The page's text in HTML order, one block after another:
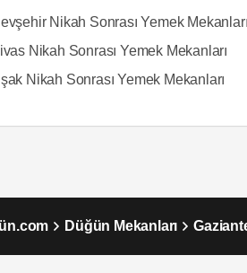
Nikah Sonrası Yemek Mekanları
Nikah Sonrası Yemek Mekanları
Nikah Sonrası Yemek Mekanları
Düğün Mekanları